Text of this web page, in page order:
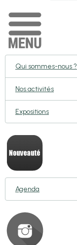
Qui sommes-nous ?
Nos activités
Expositions
Agenda